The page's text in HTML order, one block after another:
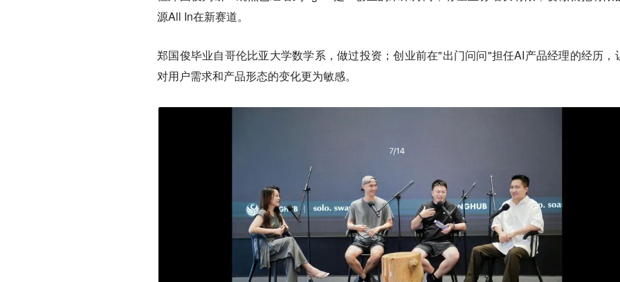
源All In在新赛道。
郑国俊毕业自哥伦比亚大学数学系，做过投资；创业前在"出门问问"担任AI产品经理的经历，
对用户需求和产品形态的变化更为敏感。